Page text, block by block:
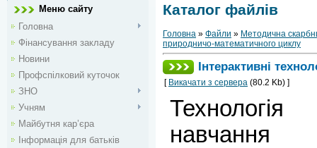
Меню сайту
Головна
Фінансування закладу
Новини
Профспілковий куточок
ЗНО
Учням
Майбутня кар’єра
Інформація для батьків
Каталог файлів
Головна » Файли » Методична
природничо-математичного циклу
Інтерактивні
[ Викачати з сервера (80.2 Kb) ]
Технологія
навчання